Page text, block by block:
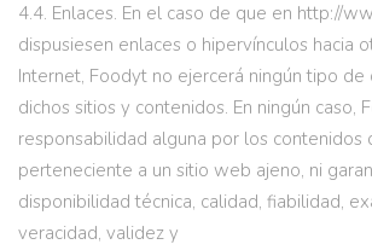
4.4. Enlaces. En el caso de que en http://
dispusiesen enlaces o hipervínculos hacia
Internet, Foodyt no ejercerá ningún tipo
dichos sitios y contenidos. En ningún caso,
responsabilidad alguna por los contenidos
perteneciente a un sitio web ajeno, ni
disponibilidad técnica, calidad, fiabilidad,
veracidad, validez y